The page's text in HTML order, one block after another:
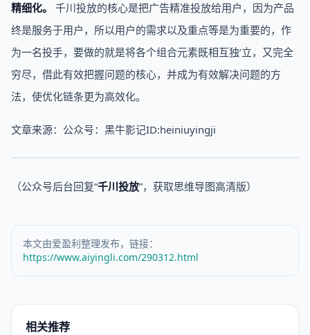
精细化。
千川投放的核心是把广告精准投放给用户，因为产品
终是服务于用户，所以用户的需求以及重点等是为重要的，作
为一名投手，要做的就是将各个组合元素既相互独’立，又完全
穷尽，借此有效把握问题的核心，并成为有效解决问题的方
法，使优化链条更为高效化。
文章来源：公众号：黑牛影记ID:heiniuyingji
（公众号后台回复“千川投放”，获取思维导图高清版）
本文由爱盈利整理发布，链接：
https://www.aiyingli.com/290312.html
相关推荐